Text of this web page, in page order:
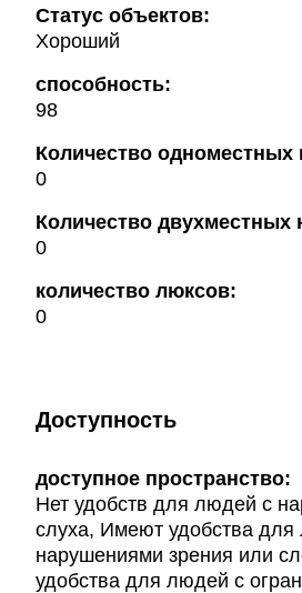
Статус объектов:
Хороший
способность:
98
Количество одноместных
0
Количество двухместных
0
количество люксов:
0
Доступность
доступное пространство:
Нет удобств для людей с
слуха, Имеют удобства
нарушениями зрения или
удобства для людей с